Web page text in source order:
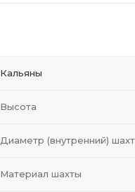
Кальяны
Высота
Диаметр (внутренний)
Материал шахты